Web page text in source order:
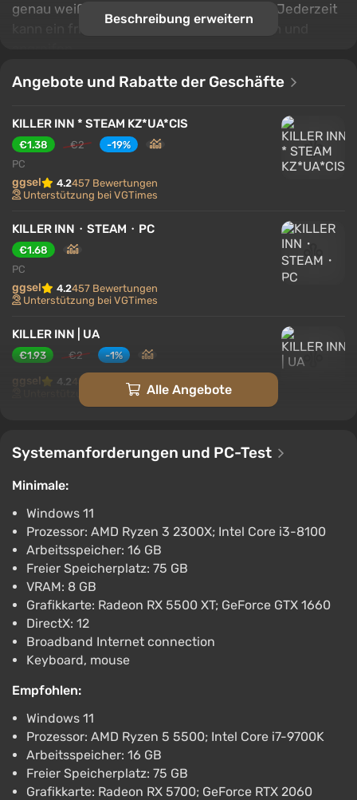
genau weiß, wer sich neben ihm befindet. Jederzeit
kann ein friedlicher Gast ein Messer ziehen und
Beschreibung erweitern
Angebote und Rabatte der Geschäfte
KILLER INN * STEAM KZ*UA*CIS
€1.38 €2
-19%
PC
ggsel 4.2457 Bewertungen
Unterstützung bei VGTimes
KILLER INN・STEAM・PC
€1.68
PC
ggsel 4.2457 Bewertungen
Unterstützung bei VGTimes
KILLER INN | UA
€1.93 €2 -1%
ggsel 4.2 457 Bewertungen
Unterstützung bei VGTimes
€5.83
Unterstützung bei VGTimes
Alle Angebote
Systemanforderungen und PC-Test
Minimale:
Windows 11
Prozessor: AMD Ryzen 3 2300X; Intel Core i3-8100
Arbeitsspeicher: 16 GB
Freier Speicherplatz: 75 GB
VRAM: 8 GB
Grafikkarte: Radeon RX 5500 XT; GeForce GTX 1660
DirectX: 12
Broadband Internet connection
Keyboard, mouse
Empfohlen:
Windows 11
Prozessor: AMD Ryzen 5 5500; Intel Core i7-9700K
Arbeitsspeicher: 16 GB
Freier Speicherplatz: 75 GB
Grafikkarte: Radeon RX 5700; GeForce RTX 2060